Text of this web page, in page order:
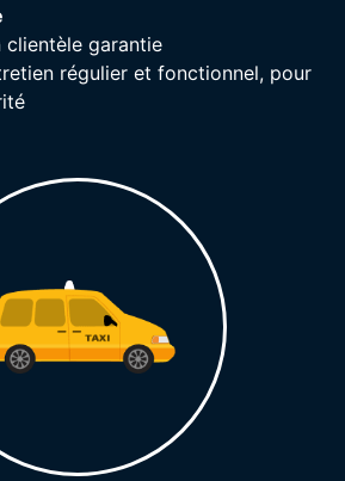
garantie
régulier et fonctionnel, pour